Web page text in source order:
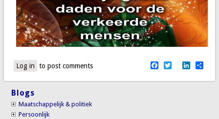
Facebook
Twitter
Log in to post comments
Blogs
Maatschappelijk & politiek
Persoonlijk